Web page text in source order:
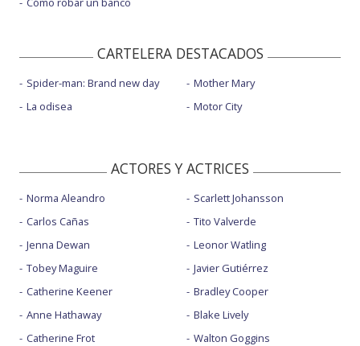
CARTELERA DESTACADOS
Spider-man: Brand new day
La odisea
Mother Mary
Motor City
ACTORES Y ACTRICES
Norma Aleandro
Carlos Cañas
Jenna Dewan
Tobey Maguire
Catherine Keener
Anne Hathaway
Catherine Frot
Scarlett Johansson
Tito Valverde
Leonor Watling
Javier Gutiérrez
Bradley Cooper
Blake Lively
Walton Goggins